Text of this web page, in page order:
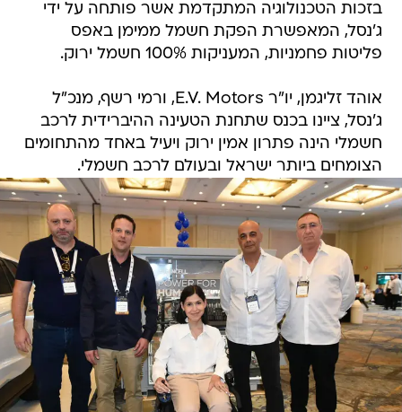
בזכות הטכנולוגיה המתקדמת אשר פותחה על ידי
ג'נסל, המאפשרת הפקת חשמל ממימן באפס
פליטות פחמניות, המעניקות 100% חשמל ירוק.
אוהד זליגמן, יו"ר E.V. Motors, ורמי רשף, מנכ"ל
ג'נסל, ציינו בכנס שתחנת הטעינה ההיברידית לרכב
חשמלי הינה פתרון אמין ירוק ויעיל באחד מהתחומים
הצומחים ביותר ישראל ובעולם לרכב חשמלי.